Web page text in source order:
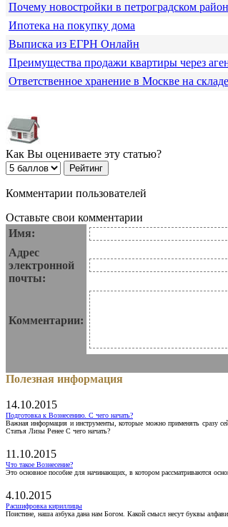
Почему новостройки в петроградском
Ипотека на покупку дома
Выписка из ЕГРН Онлайн
Преимущества продажи квартиры через
Ответственное хранение в Москве на
Как Вы оцениваете эту статью?
Комментарии пользователей
Оставьте свои комментарии
Имя:
Адрес
электронной
почты:
Комментарии:
Полезная информация
14.10.2015
Подготовка к Вознесению. С чего начать?
Важная информация и инструменты, которые можно применять сразу
Статья Лизы Ренее С чего начать?
11.10.2015
Что такое Вознесение?
Это основное пособие для начинающих, в котором рассматриваются
4.10.2015
Расшифровка кириллицы
Поистине, наша азбука дана нам Богом. Какой смысл несут буквы